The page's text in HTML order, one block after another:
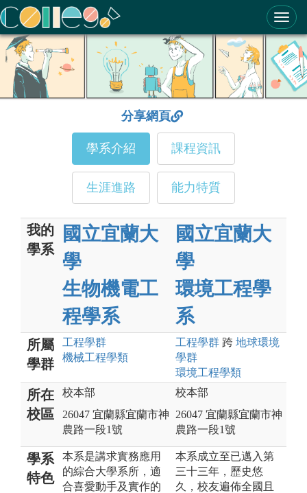
ColleGo! 大學選才與高中育才輔助系統
分享網頁
學系介紹 課程資訊
生涯進路 能力特質
我的
學系
國立宜蘭大
學
生物機電工
程學系
國立宜蘭大
學
環境工程學
系
所屬
學群
工程學群
機械工程學類
工程學群 跨 地球環境
學群
環境工程學類
所在
校區
校本部
26047 宜蘭縣宜蘭市神
農路一段1號
校本部
26047 宜蘭縣宜蘭市神
農路一段1號
學系
特色
本系是講求實務應用
的綜合大學系所，適
合喜愛動手及實作的
本系成立至已邁入第
三十三年，歷史悠
久，校友遍佈全國且